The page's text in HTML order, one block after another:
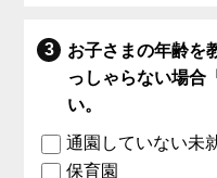
お子さまの年齢を
っしゃらない場合
い。
通園していない未
保育園